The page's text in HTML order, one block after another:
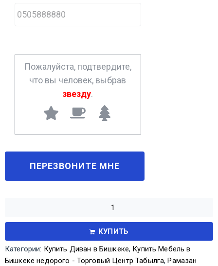
h
o
*
Пожалуйста, подтвердите,
что вы человек, выбрав
звезду.
КУПИТЬ
Категории: Купить Диван в Бишкеке, Купить Мебель в
Бишкеке недорого - Торговый Центр Табылга,Рамазан